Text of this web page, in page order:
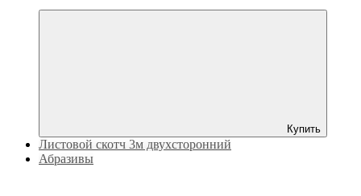
Купить
Листовой скотч 3м двухсторонний
Абразивы